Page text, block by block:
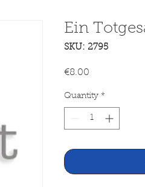
Ein
SKU: 2795
€8.00Price
Quantity *